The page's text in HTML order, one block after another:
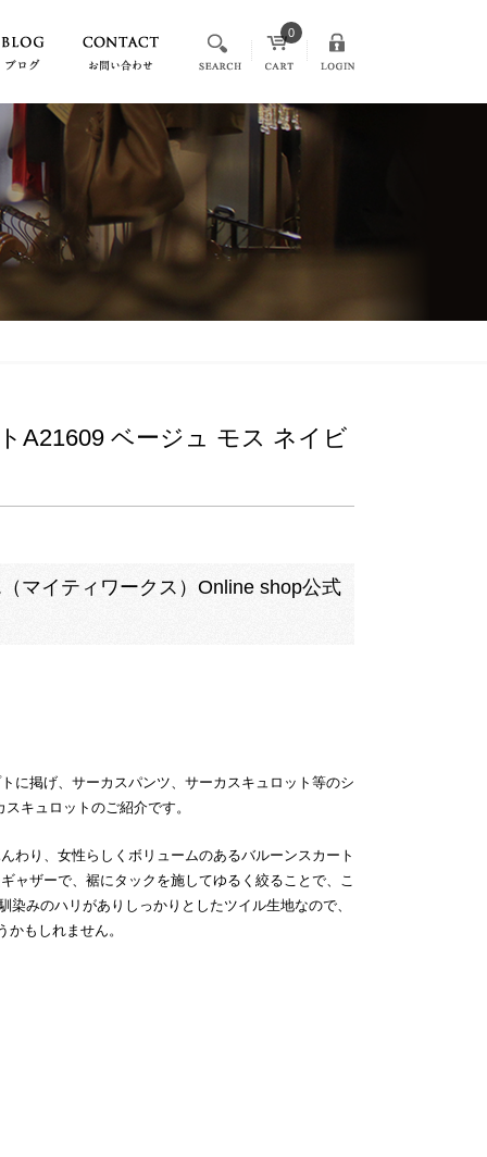
0
A21609 ベージュ モス ネイビ
マイティワークス）Online shop公式
に掲げ、サーカスパンツ、サーカスキュロット等のシ
キュロットのご紹介です。
わり、女性らしくボリュームのあるバルーンスカート
ャザーで、裾にタックを施してゆるく絞ることで、こ
みのハリがありしっかりとしたツイル生地なので、
もしれません。